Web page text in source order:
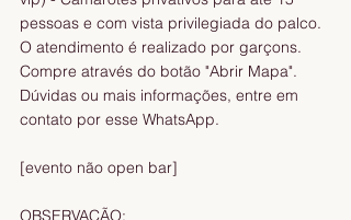
pessoas e com vista privilegiada do palco.
O atendimento é realizado por garçons.
Compre através do botão "Abrir Mapa".
Dúvidas ou mais informações, entre em
contato por esse WhatsApp.
[evento não open bar]
OBSERVAÇÃO: